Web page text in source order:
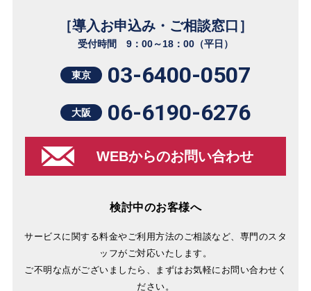
［導入お申込み・ご相談窓口］
受付時間 9：00～18：00（平日）
東京 03-6400-0507
大阪 06-6190-6276
WEBからのお問い合わせ
検討中のお客様へ
サービスに関する料金やご利用方法のご相談など、専門のスタ
ッフがご対応いたします。
ご不明な点がございましたら、まずはお気軽にお問い合わせく
ださい。